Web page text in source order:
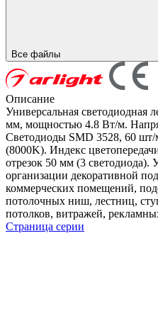
Все файлы
Описание
Универсальная
мм, мощностью 4.8 Вт/м.
Светодиоды SMD 3528, 60 шт/
(8000K). Индекс
отрезок 50 мм (3 светодиода).
организации декоративной
коммерческих помещений,
потолочных ниш, лестниц,
потолков, витражей,
Страница серии